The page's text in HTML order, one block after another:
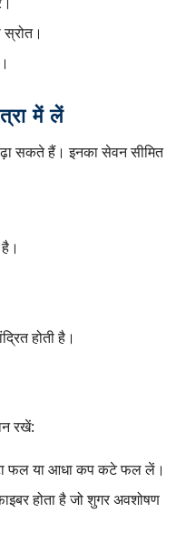
स्रोत।
में लें
सकते हैं। इनका सेवन सीमित
होती है।
रखें:
फल या आधा कप कटे फल लें।
होता है जो शुगर अवशोषण